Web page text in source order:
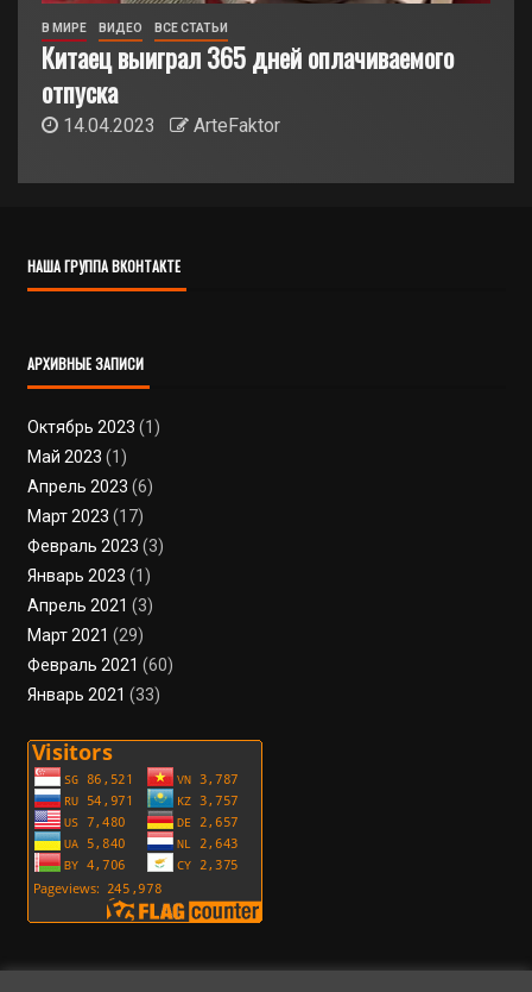
В МИРЕ ВИДЕО ВСЕ СТАТЬИ
Китаец выиграл 365 дней оплачиваемого
отпуска
14.04.2023 ArteFaktor
НАША ГРУППА ВКОНТАКТЕ
АРХИВНЫЕ ЗАПИСИ
Октябрь 2023 (1)
Май 2023 (1)
Апрель 2023 (6)
Март 2023 (17)
Февраль 2023 (3)
Январь 2023 (1)
Апрель 2021 (3)
Март 2021 (29)
Февраль 2021 (60)
Январь 2021 (33)